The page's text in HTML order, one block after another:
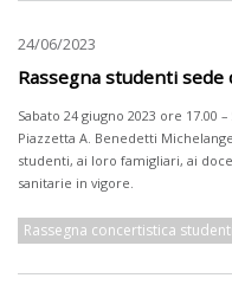
24/06/2023
Rassegna studenti sede
Sabato 24 giugno 2023 ore 17.00
Piazzetta A. Benedetti
studenti, ai loro famigliari, ai
sanitarie in vigore.
Rassegna concertistica studenti